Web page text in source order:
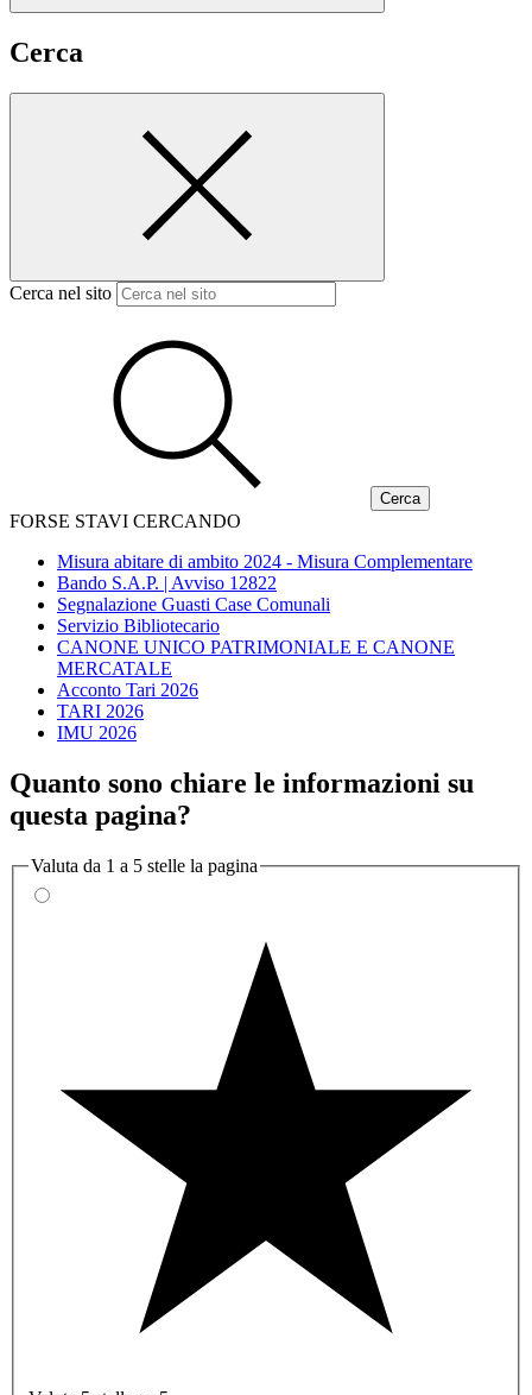
Cerca
Cerca nel sito
FORSE STAVI CERCANDO
Misura abitare di ambito 2024 - Misura Complementare
Bando S.A.P. | Avviso 12822
Segnalazione Guasti Case Comunali
Servizio Bibliotecario
CANONE UNICO PATRIMONIALE E CANONE
MERCATALE
Acconto Tari 2026
TARI 2026
IMU 2026
Quanto sono chiare le informazioni su
questa pagina?
Valuta da 1 a 5 stelle la pagina